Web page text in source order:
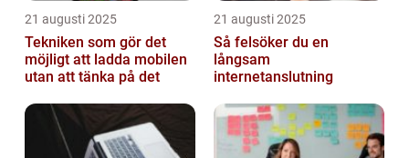
21 augusti 2025
Tekniken som gör det
möjligt att ladda mobilen
utan att tänka på det
21 augusti 2025
Så felsöker du en
långsam
internetanslutning